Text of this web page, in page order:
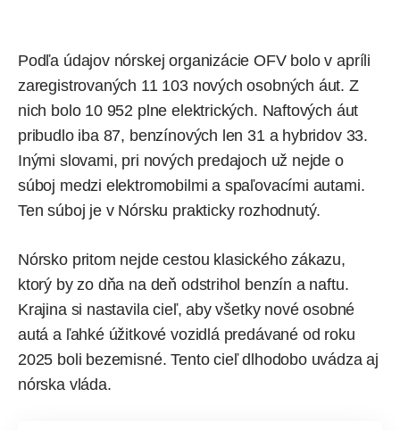
Podľa údajov nórskej organizácie OFV bolo v apríli
zaregistrovaných 11 103 nových osobných áut. Z
nich bolo 10 952 plne elektrických. Naftových áut
pribudlo iba 87, benzínových len 31 a hybridov 33.
Inými slovami, pri nových predajoch už nejde o
súboj medzi elektromobilmi a spaľovacími autami.
Ten súboj je v Nórsku prakticky rozhodnutý.
Nórsko pritom nejde cestou klasického zákazu,
ktorý by zo dňa na deň odstrihol benzín a naftu.
Krajina si nastavila cieľ, aby všetky nové osobné
autá a ľahké úžitkové vozidlá predávané od roku
2025 boli bezemisné. Tento cieľ dlhodobo uvádza aj
nórska vláda.